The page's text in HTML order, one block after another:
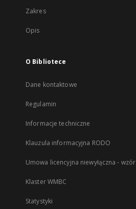
Zakres
Opis
O Bibliotece
Dane kontaktowe
Regulamin
Informacje techniczne
Klauzula informacyjna RODO
Umowa licencyjna niewyłączna - wzór
Klaster WMBC
Statystyki